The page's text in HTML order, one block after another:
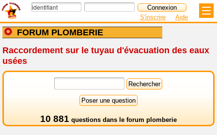
FORUM PLOMBERIE
S'inscrire Aide
Raccordement sur le tuyau d'évacuation des eaux
usées
10 881 questions dans le forum plomberie